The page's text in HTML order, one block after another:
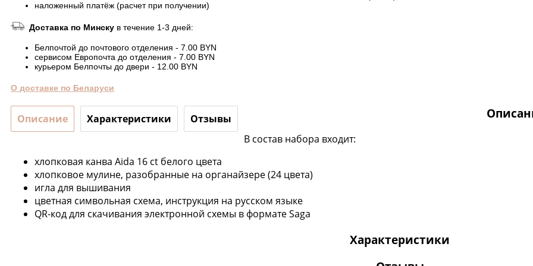
наложенный платёж (расчет при получении)
Доставка по Минску в течение 1-3 дней:
Белпочтой до почтового отделения - 7.00 BYN
сервисом Европочта до отделения - 7.00 BYN
курьером Белпочты до двери - 12.00 BYN
О доставке по Беларуси
Описание Характеристики Отзывы
В состав набора входит:
хлопковая канва Aida 16 ct белого цвета
хлопковое мулине, разобранные на органайзере (24 цвета)
игла для вышивания
цветная символьная схема, инструкция на русском языке
QR-код для скачивания электронной схемы в формате Saga
Характеристики